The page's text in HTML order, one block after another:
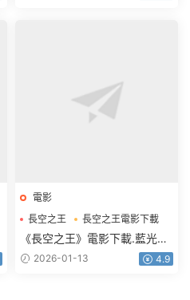
電影
長空之王
長空之王電影下載
《長空之王》電影下載.藍光版
1080p.BD國語中字
2026-01-13 4.9